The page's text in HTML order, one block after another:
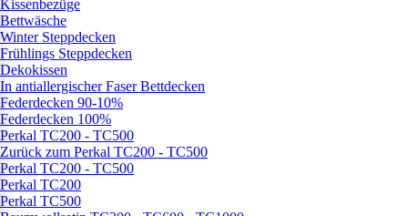
Kissenbezüge
Bettwäsche
Winter Steppdecken
Frühlings Steppdecken
Dekokissen
In antiallergischer Faser Bettdecken
Federdecken 90-10%
Federdecken 100%
Perkal TC200 - TC500
Zurück zum Perkal TC200 - TC500
Perkal TC200 - TC500
Perkal TC200
Perkal TC500